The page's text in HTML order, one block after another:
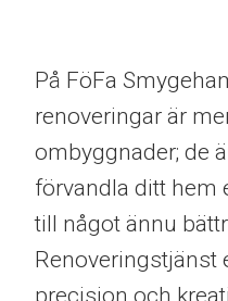
På FöFa
renoveringar är
ombyggnader; de
förvandla ditt hem
till något ännu
Renoveringstjänst